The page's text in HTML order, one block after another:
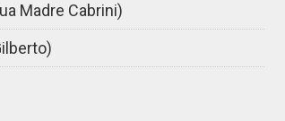
Madre Cabrini)